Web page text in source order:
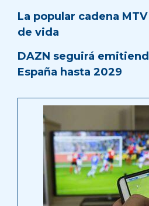
La popular cadena
de vida
DAZN seguirá
España hasta 2029